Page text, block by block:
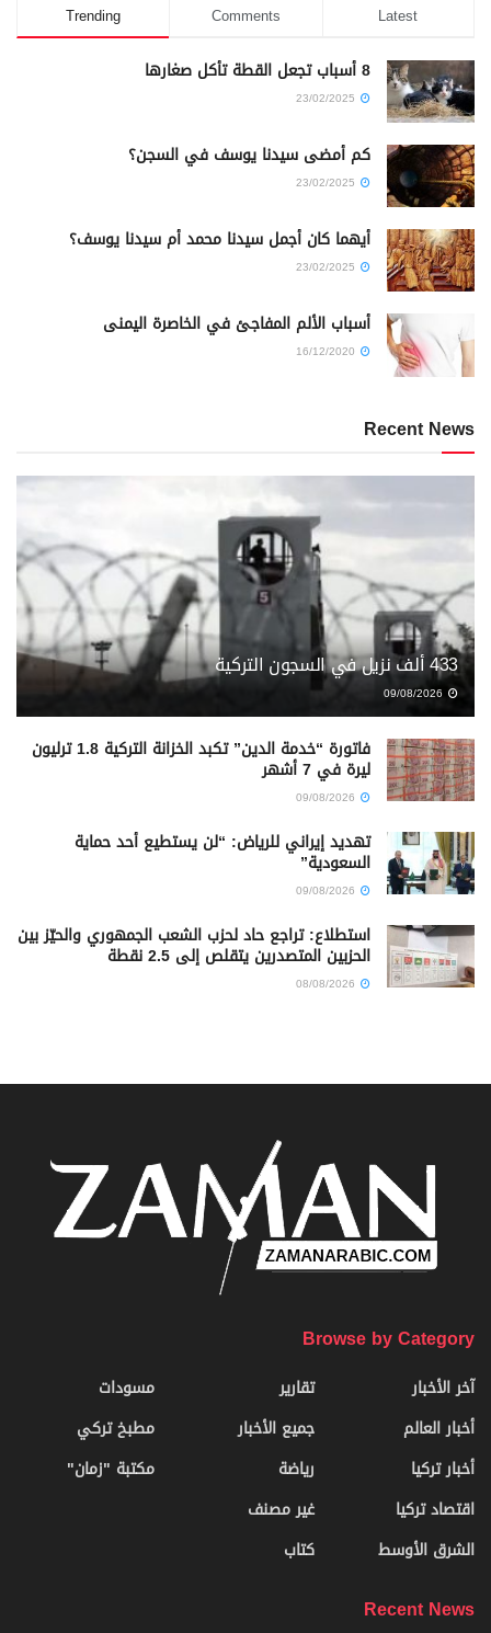
Trending Comments Latest
8 أسباب تجعل القطة تأكل صغارها
كم أمضى سيدنا يوسف في السجن؟
أيهما كان أجمل سيدنا محمد أم سيدنا يوسف؟
أسباب الألم المفاجئ في الخاصرة اليمنى
Recent News
433 ألف نزيل في السجون التركية
فاتورة “خدمة الدين” تكبد الخزانة التركية 1.8 ترليون
ليرة في 7 أشهر
تهديد إيراني للرياض: “لن يستطيع أحد حماية
السعودية”
استطلاع: تراجع حاد لحزب الشعب الجمهوري والحيّز بين
الحزبين المتصدرين يتقلص إلى 2.5 نقطة
Browse by Category
آخر الأخبار
أخبار العالم
أخبار تركيا
اقتصاد تركيا
الشرق الأوسط
تقارير
جميع الأخبار
رياضة
غير مصنف
كتاب
مسودات
مطبخ تركي
مكتبة "زمان"
Recent News